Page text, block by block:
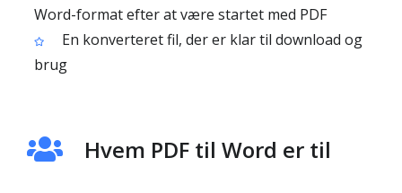
Word-format efter at være startet med PDF
En konverteret fil, der er klar til download og
brug
Hvem PDF til Word er til